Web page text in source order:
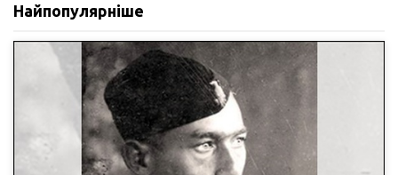
Найпопулярніше